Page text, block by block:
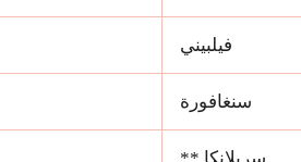
فيلبيني
سنغافورة